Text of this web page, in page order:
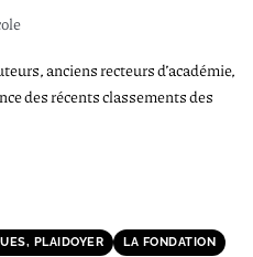
anciens recteurs d’académie,
des récents classements des
PLAIDOYER LA FONDATION